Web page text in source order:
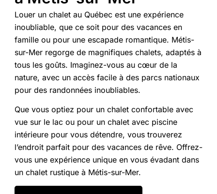
Louer un chalet au Québec est une expérience
inoubliable, que ce soit pour des vacances en
famille ou pour une escapade romantique. Métis-
sur-Mer regorge de magnifiques chalets, adaptés à
tous les goûts. Imaginez-vous au cœur de la
nature, avec un accès facile à des parcs nationaux
pour des randonnées inoubliables.
Que vous optiez pour un chalet confortable avec
vue sur le lac ou pour un chalet avec piscine
intérieure pour vous détendre, vous trouverez
l’endroit parfait pour des vacances de rêve. Offrez-
vous une expérience unique en vous évadant dans
un chalet rustique à Métis-sur-Mer.